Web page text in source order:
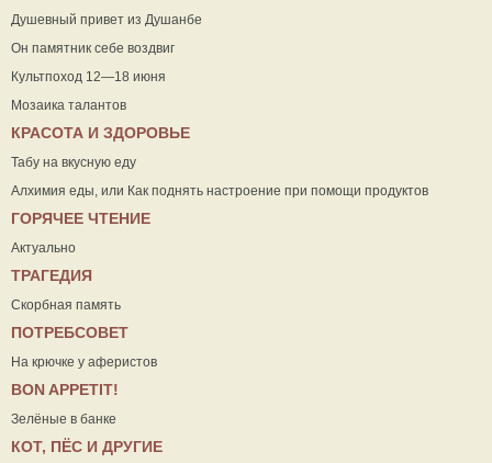
Душевный привет из Душанбе
Он памятник себе воздвиг
Культпоход 12—18 июня
Мозаика талантов
КРАСОТА И ЗДОРОВЬЕ
Табу на вкусную еду
Алхимия еды, или Как поднять настроение при помощи продуктов
ГОРЯЧЕЕ ЧТЕНИЕ
Актуально
ТРАГЕДИЯ
Скорбная память
ПОТРЕБСОВЕТ
На крючке у аферистов
ВON APPETIT!
Зелёные в банке
КОТ, ПЁС И ДРУГИЕ